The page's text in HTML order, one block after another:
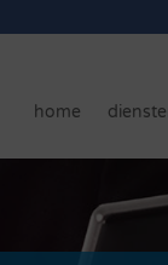
home